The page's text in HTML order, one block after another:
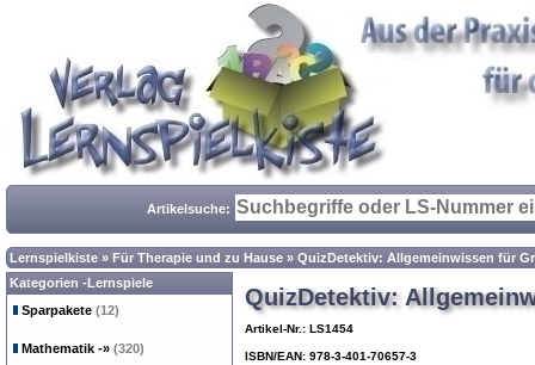
Artikelsuche:
Lernspielkiste » Für Therapie und zu Hause » QuizDetektiv: Allgemeinwissen für
QuizDetektiv:
Artikel-Nr.: LS1454
ISBN/EAN: 978-3-401-70657-3
Kategorien -Lernspiele
Sparpakete (12)
Mathematik -» (320)